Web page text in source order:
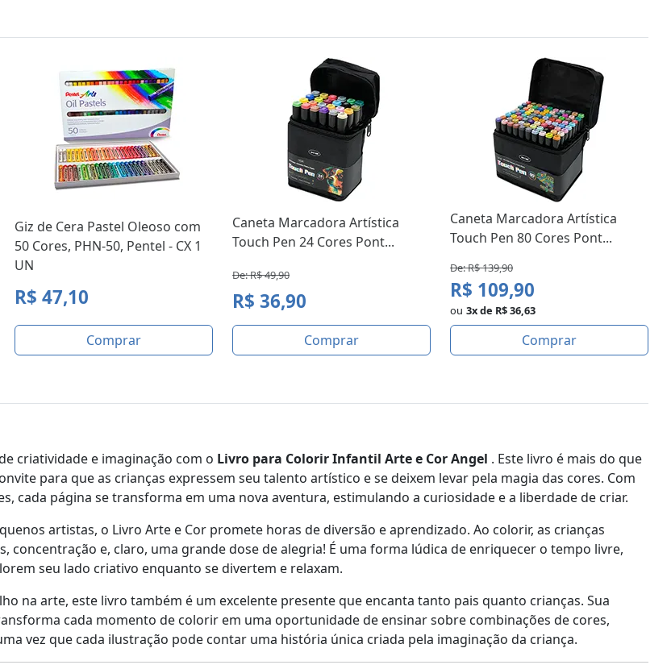
Giz de Cera Pastel Oleoso com
50 Cores, PHN-50, Pentel - CX 1
UN
R$ 47,10
Comprar
Caneta Marcadora Artística
Touch Pen 24 Cores Pont...
De: R$ 49,90
R$ 36,90
Comprar
Caneta Marcadora Artística
Touch Pen 80 Cores Pont...
De: R$ 139,90
R$ 109,90
ou 3x de R$ 36,63
Comprar
criatividade e imaginação com o Livro para Colorir Infantil Arte e Cor Angel . Este livro é mais do que
para que as crianças expressem seu talento artístico e se deixem levar pela magia das cores. Com
cada página se transforma em uma nova aventura, estimulando a curiosidade e a liberdade de criar.
artistas, o Livro Arte e Cor promete horas de diversão e aprendizado. Ao colorir, as crianças
concentração e, claro, uma grande dose de alegria! É uma forma lúdica de enriquecer o tempo livre,
seu lado criativo enquanto se divertem e relaxam.
na arte, este livro também é um excelente presente que encanta tanto pais quanto crianças. Sua
cada momento de colorir em uma oportunidade de ensinar sobre combinações de cores,
vez que cada ilustração pode contar uma história única criada pela imaginação da criança.